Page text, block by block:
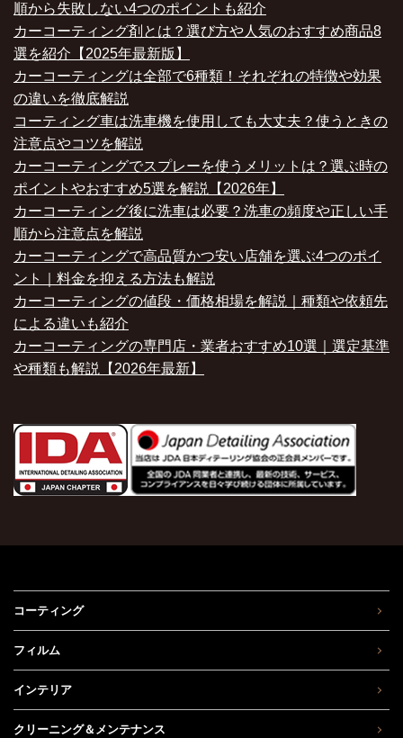
順から失敗しない4つのポイントも紹介
カーコーティング剤とは？選び方や人気のおすすめ商品8
選を紹介【2025年最新版】
カーコーティングは全部で6種類！それぞれの特徴や効果
の違いを徹底解説
コーティング車は洗車機を使用しても大丈夫？使うときの
注意点やコツを解説
カーコーティングでスプレーを使うメリットは？選ぶ時の
ポイントやおすすめ5選を解説【2026年】
カーコーティング後に洗車は必要？洗車の頻度や正しい手
順から注意点を解説
カーコーティングで高品質かつ安い店舗を選ぶ4つのポイ
ント｜料金を抑える方法も解説
カーコーティングの値段・価格相場を解説｜種類や依頼先
による違いも紹介
カーコーティングの専門店・業者おすすめ10選｜選定基準
や種類も解説【2026年最新】
コーティング
フィルム
インテリア
クリーニング＆メンテナンス